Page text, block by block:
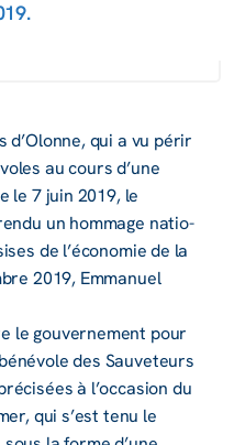
d’Olonne, qui a vu périr
au cours d’une
le 7 juin 2019, le
un hommage natio­
de l’éco­no­mie de la
2019, Emma­nuel
le gouver­ne­ment pour
des Sauve­teurs
à l’oc­ca­sion du
qui s’est tenu le